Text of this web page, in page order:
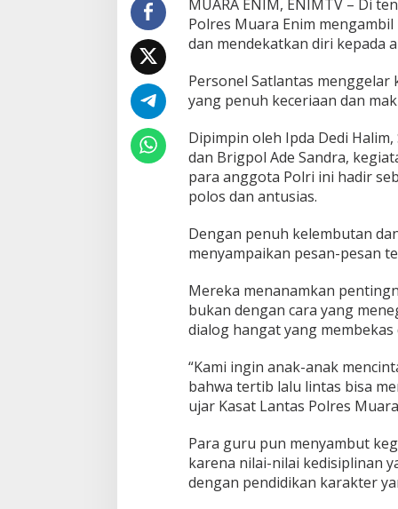
L
i
n
s
S
j
a
k
D
i
i
MUARA ENIM, ENIMTV – Di
Polres Muara Enim
dan mendekatkan diri kepada
Personel Satlantas menggelar
yang penuh keceriaan dan
Dipimpin oleh Ipda Dedi
dan Brigpol Ade Sandra,
para anggota Polri ini hadir
polos dan antusias.
Dengan penuh kelembutan
menyampaikan pesan-pesan
Mereka menanamkan
bukan dengan cara yang
dialog hangat yang membekas
“Kami ingin anak-anak
bahwa tertib lalu lintas bisa
ujar Kasat Lantas Polres
Para guru pun menyambut
karena nilai-nilai kedisiplinan
dengan pendidikan karakter